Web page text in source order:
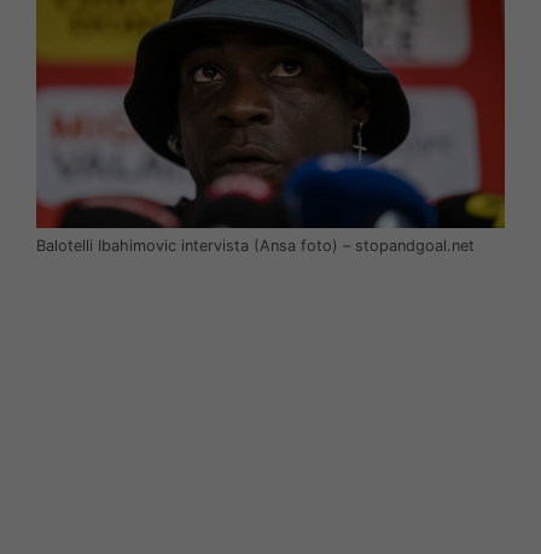
Balotelli Ibahimovic intervista (Ansa foto) – stopandgoal.net